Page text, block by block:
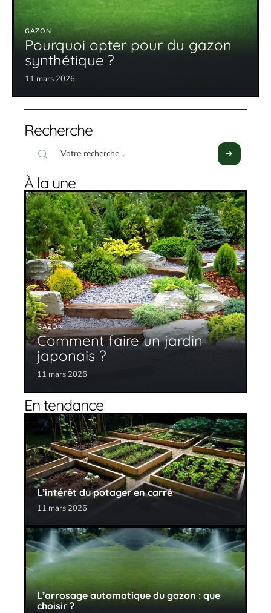
GAZON
Pourquoi opter pour du gazon
synthétique ?
11 mars 2026
Recherche
À la une
GAZON
Comment faire un jardin
japonais ?
11 mars 2026
En tendance
L’intérêt du potager en carré
11 mars 2026
L’arrosage automatique du gazon : que
choisir ?